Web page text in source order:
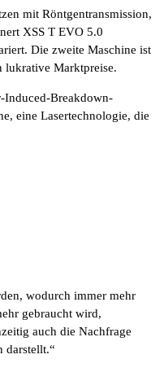
mit Röntgentransmission,
XSS T EVO 5.0
Die zweite Maschine ist
lukrative Marktpreise.
Induced-Breakdown-
eine Lasertechnologie, die
wodurch immer mehr
gebraucht wird,
auch die Nachfrage
darstellt.“